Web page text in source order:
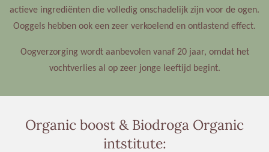
actieve ingrediënten die volledig onschadelijk zijn voor de ogen.
Ooggels hebben ook een zeer verkoelend en ontlastend effect.
Oogverzorging wordt aanbevolen vanaf 20 jaar, omdat het
vochtverlies al op zeer jonge leeftijd begint.
Organic boost & Biodroga Organic
intstitute: